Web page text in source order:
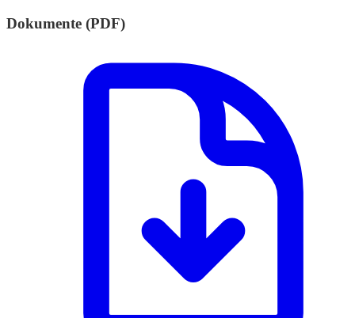
Dokumente (PDF)